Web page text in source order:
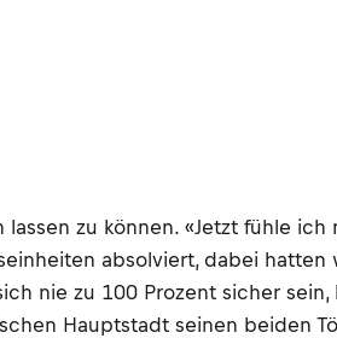
zu können. «Jetzt fühle ich
absolviert, dabei hatten
nie zu 100 Prozent sicher
Hauptstadt seinen beiden